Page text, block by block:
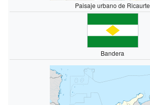
Paisaje urbano de Ricaurte
Bandera